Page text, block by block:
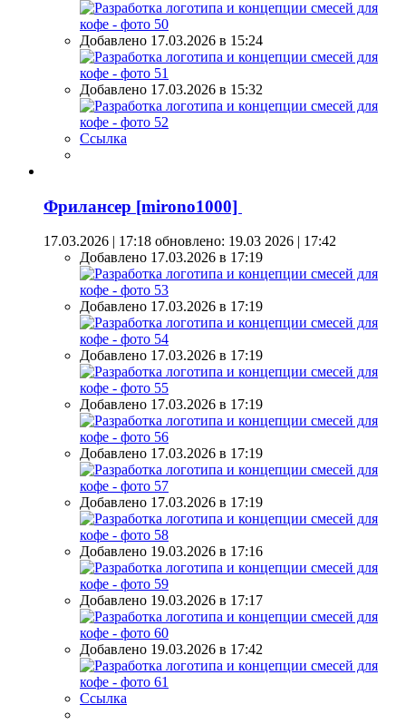
Добавлено 17.03.2026 в 15:24
Добавлено 17.03.2026 в 15:32
Ссылка
Фрилансер [mirono1000]
17.03.2026 | 17:18 обновлено: 19.03 2026 | 17:42
Добавлено 17.03.2026 в 17:19
Добавлено 17.03.2026 в 17:19
Добавлено 17.03.2026 в 17:19
Добавлено 17.03.2026 в 17:19
Добавлено 17.03.2026 в 17:19
Добавлено 17.03.2026 в 17:19
Добавлено 19.03.2026 в 17:16
Добавлено 19.03.2026 в 17:17
Добавлено 19.03.2026 в 17:42
Ссылка